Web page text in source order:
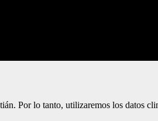
Por lo tanto, utilizaremos los datos